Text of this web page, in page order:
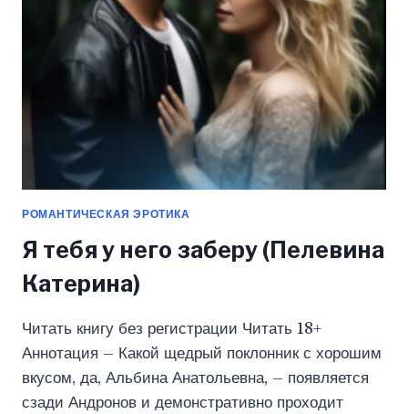
РОМАНТИЧЕСКАЯ ЭРОТИКА
Я тебя у него заберу (Пелевина
Катерина)
Читать книгу без регистрации Читать 18+
Аннотация – Какой щедрый поклонник с хорошим
вкусом, да, Альбина Анатольевна, – появляется
сзади Андронов и демонстративно проходит